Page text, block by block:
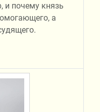
и почему князь
а